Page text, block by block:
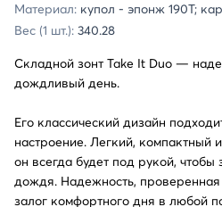
Материал: купол - эпонж 190T;
Вес (1 шт.): 340.28
Складной зонт Take It Duo —
дождливый день.
Его классический дизайн
настроение. Легкий, компактный
он всегда будет под рукой, чтобы
дождя. Надежность,
залог комфортного дня в любой